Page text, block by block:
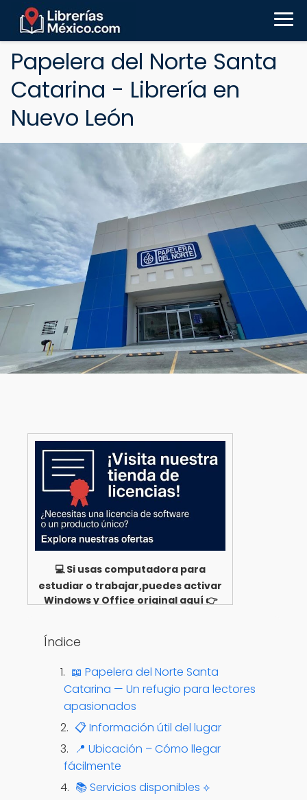
Papelera del Norte Santa
Catarina - Librería en
Nuevo León
💻 Si usas computadora para
estudiar o trabajar,puedes activar
Windows y Office original aquí 👉
Índice
📖 Papelera del Norte Santa
Catarina — Un refugio para lectores
apasionados
📋 Información útil del lugar
📍 Ubicación – Cómo llegar
fácilmente
📚 Servicios disponibles ⟡